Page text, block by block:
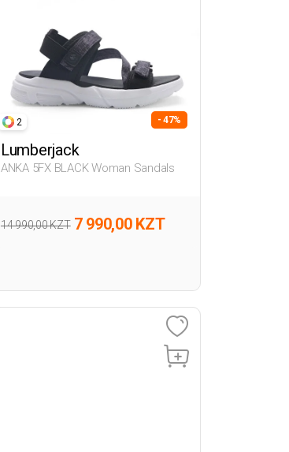
2 - 47%
Lumberjack
ANKA 5FX BLACK Woman Sandals
14 990,00 KZT 7 990,00 KZT